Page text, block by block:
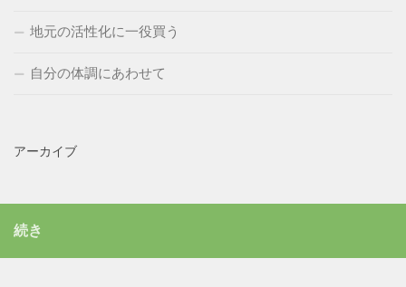
地元の活性化に一役買う
自分の体調にあわせて
アーカイブ
続き